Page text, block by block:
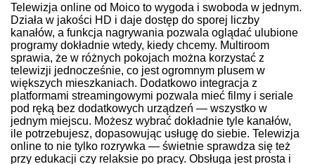
Telewizja online od Moico to wygoda i swoboda w jednym.
Działa w jakości HD i daje dostęp do sporej liczby
kanałów, a funkcja nagrywania pozwala oglądać ulubione
programy dokładnie wtedy, kiedy chcemy. Multiroom
sprawia, że w różnych pokojach można korzystać z
telewizji jednocześnie, co jest ogromnym plusem w
większych mieszkaniach. Dodatkowo integracja z
platformami streamingowymi pozwala mieć filmy i seriale
pod ręką bez dodatkowych urządzeń — wszystko w
jednym miejscu. Możesz wybrać dokładnie tyle kanałów,
ile potrzebujesz, dopasowując usługę do siebie. Telewizja
online to nie tylko rozrywka — świetnie sprawdza się też
przy edukacji czy relaksie po pracy. Obsługa jest prosta i